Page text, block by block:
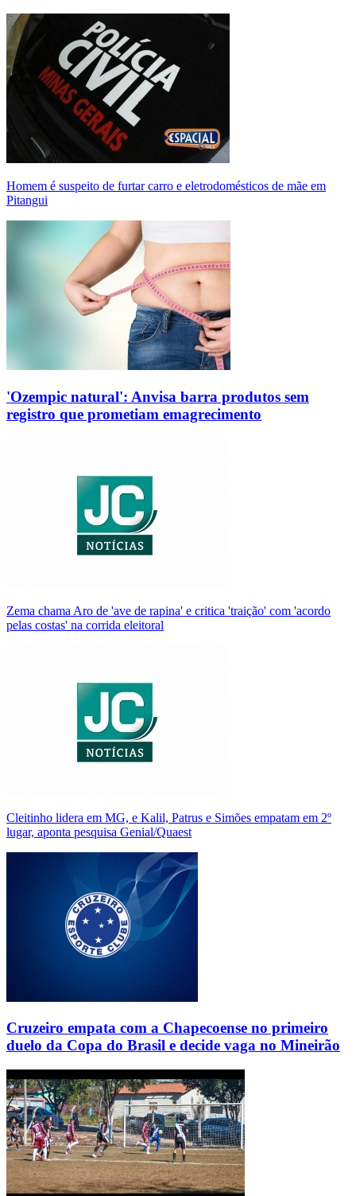
Homem é suspeito de furtar carro e eletrodomésticos de mãe em
Pitangui
'Ozempic natural': Anvisa barra produtos sem
registro que prometiam emagrecimento
Zema chama Aro de 'ave de rapina' e critica 'traição' com 'acordo
pelas costas' na corrida eleitoral
Cleitinho lidera em MG, e Kalil, Patrus e Simões empatam em 2º
lugar, aponta pesquisa Genial/Quaest
Cruzeiro empata com a Chapecoense no primeiro
duelo da Copa do Brasil e decide vaga no Mineirão